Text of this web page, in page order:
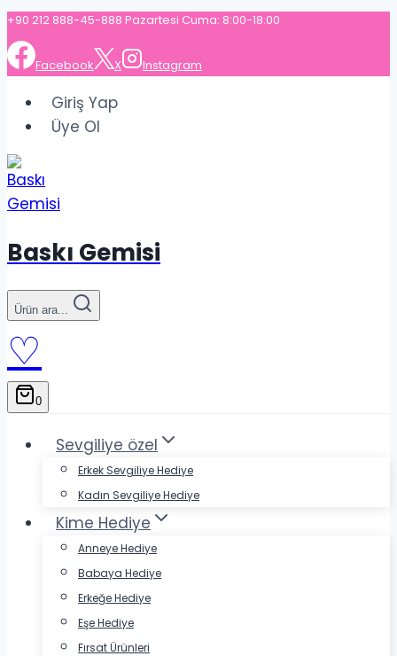
İçeriğe
geç
+90 212 888-45-888 Pazartesi Cuma: 8:00-18:00
Facebook X Instagram
Giriş Yap
Üye Ol
Baskı Gemisi
Ürün ara...
♡
0
Sevgiliye özel
Erkek Sevgiliye Hediye
Kadın Sevgiliye Hediye
Kime Hediye
Anneye Hediye
Babaya Hediye
Erkeğe Hediye
Eşe Hediye
Fırsat Ürünleri